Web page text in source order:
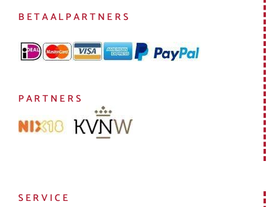
BETAALPARTNERS
PARTNERS
SERVICE